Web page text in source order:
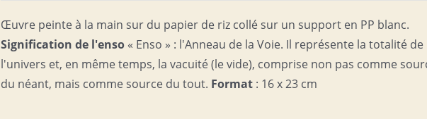
Œuvre peinte à la main sur du papier de riz collé sur un support en PP blanc.
Signification de l'enso « Enso » : l'Anneau de la Voie. Il représente la totalité de
l'univers et, en même temps, la vacuité (le vide), comprise non pas comme
du néant, mais comme source du tout. Format : 16 x 23 cm